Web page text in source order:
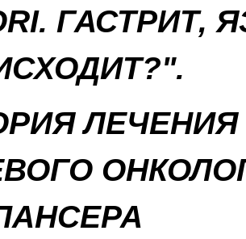
ГАСТРИТ,